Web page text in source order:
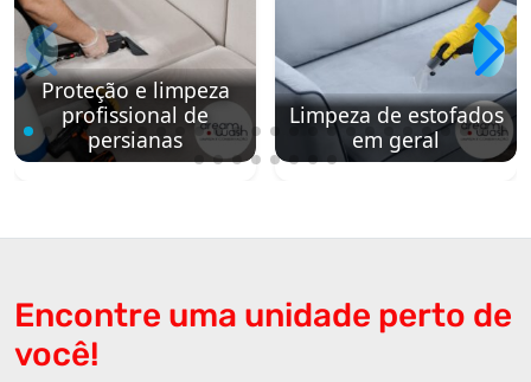
Proteção e limpeza
profissional de
persianas
Limpeza de estofados
em geral
Encontre uma unidade perto de
você!